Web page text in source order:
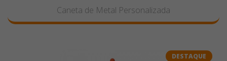
Caneta de Metal Personalizada
DESTAQUE